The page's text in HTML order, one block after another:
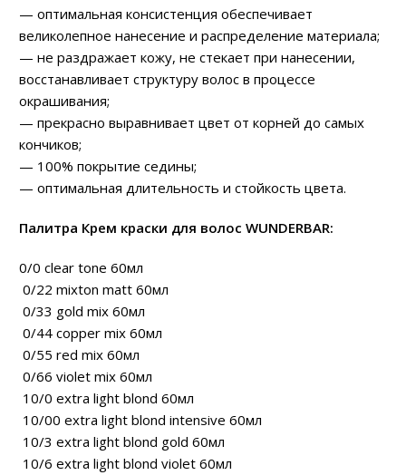
— оптимальная консистенция обеспечивает
великолепное нанесение и распределение материала;
— не раздражает кожу, не стекает при нанесении,
восстанавливает структуру волос в процессе
окрашивания;
— прекрасно выравнивает цвет от корней до самых
кончиков;
— 100% покрытие седины;
— оптимальная длительность и стойкость цвета.
Палитра Крем краски для волос WUNDERBAR:
0/0 clear tone 60мл
0/22 mixton matt 60мл
0/33 gold mix 60мл
0/44 copper mix 60мл
0/55 red mix 60мл
0/66 violet mix 60мл
10/0 extra light blond 60мл
10/00 extra light blond intensive 60мл
10/3 extra light blond gold 60мл
10/6 extra light blond violet 60мл